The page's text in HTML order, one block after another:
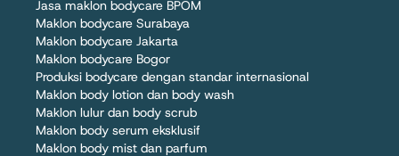
Jasa maklon bodycare BPOM
Maklon bodycare Surabaya
Maklon bodycare Jakarta
Maklon bodycare Bogor
Produksi bodycare dengan standar internasional
Maklon body lotion dan body wash
Maklon lulur dan body scrub
Maklon body serum eksklusif
Maklon body mist dan parfum